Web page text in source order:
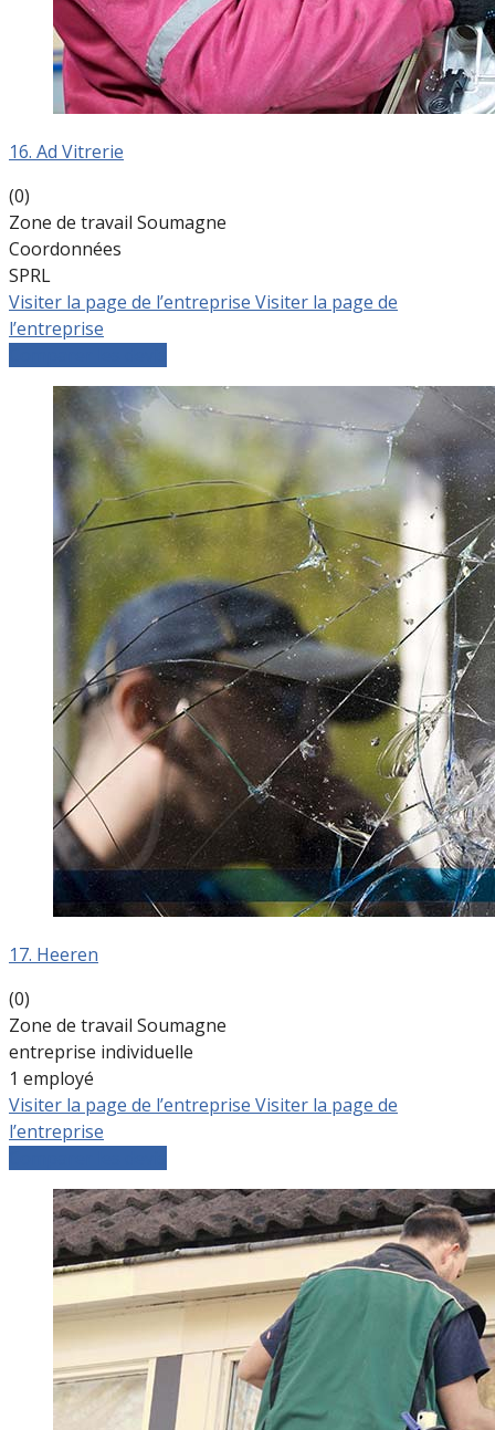
16. Ad Vitrerie
(0)
Zone de travail Soumagne
Coordonnées
SPRL
Visiter la page de l’entreprise Visiter la page de
l’entreprise
17. Heeren
(0)
Zone de travail Soumagne
entreprise individuelle
1 employé
Visiter la page de l’entreprise Visiter la page de
l’entreprise